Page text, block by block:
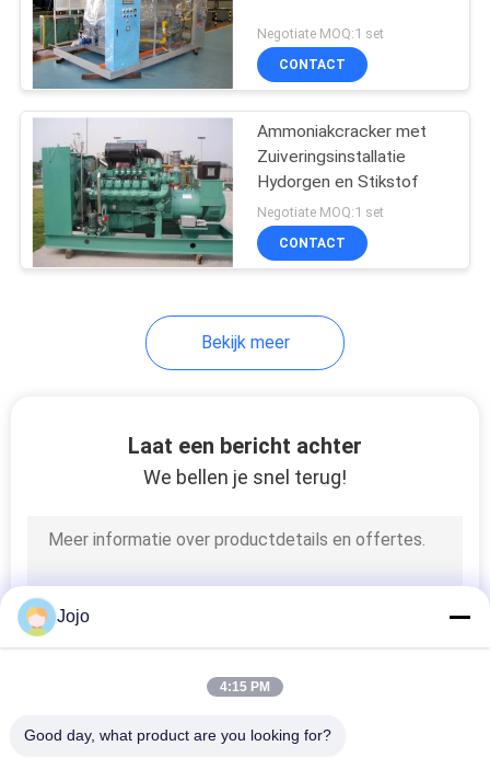
Ammoniakcracker
Methanol het
de cel van de
waterstofbrandstof
Negotiate MOQ:1 set
CONTACT
Ammoniakcracker met
Zuiveringsinstallatie
Hydorgen en Stikstof
Negotiate MOQ:1 set
CONTACT
Bekijk meer
Laat een bericht achter
We bellen je snel terug!
Jojo
4:15 PM
Good day, what product are you looking for?